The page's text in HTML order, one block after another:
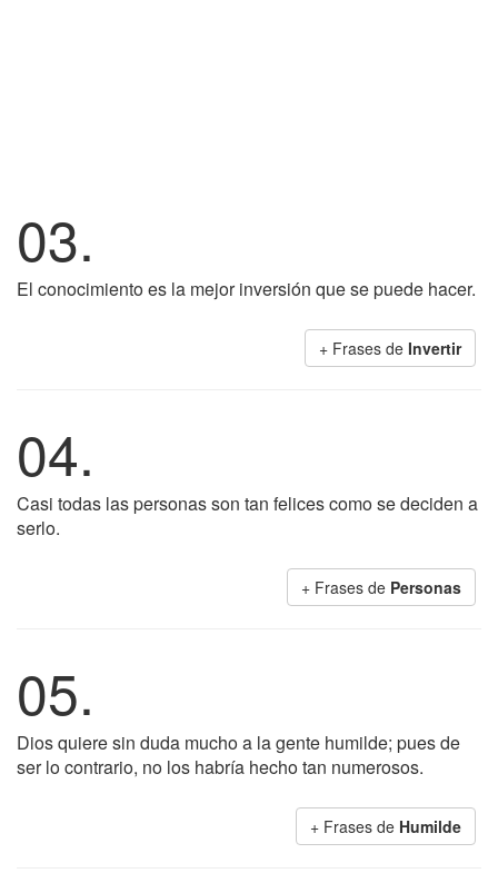
03.
El conocimiento es la mejor inversión que se puede hacer.
+ Frases de Invertir
04.
Casi todas las personas son tan felices como se deciden a
serlo.
+ Frases de Personas
05.
Dios quiere sin duda mucho a la gente humilde; pues de
ser lo contrario, no los habría hecho tan numerosos.
+ Frases de Humilde